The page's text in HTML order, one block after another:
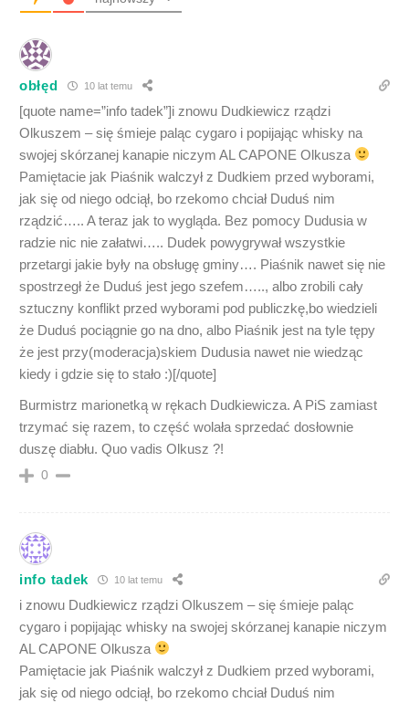
obłęd 10 lat temu
[quote name=”info tadek”]i znowu Dudkiewicz rządzi
Olkuszem – się śmieje paląc cygaro i popijając whisky na
swojej skórzanej kanapie niczym AL CAPONE Olkusza
Pamiętacie jak Piaśnik walczył z Dudkiem przed wyborami,
jak się od niego odciął, bo rzekomo chciał Duduś nim
rządzić….. A teraz jak to wygląda. Bez pomocy Dudusia w
radzie nic nie załatwi….. Dudek powygrywał wszystkie
przetargi jakie były na obsługę gminy…. Piaśnik nawet się nie
spostrzegł że Duduś jest jego szefem….., albo zrobili cały
sztuczny konflikt przed wyborami pod publiczkę,bo wiedzieli
że Duduś pociągnie go na dno, albo Piaśnik jest na tyle tępy
że jest przy(moderacja)skiem Dudusia nawet nie wiedząc
kiedy i gdzie się to stało :)[/quote]
Burmistrz marionetką w rękach Dudkiewicza. A PiS zamiast
trzymać się razem, to część wolała sprzedać dosłownie
duszę diabłu. Quo vadis Olkusz ?!
0
info tadek 10 lat temu
i znowu Dudkiewicz rządzi Olkuszem – się śmieje paląc
cygaro i popijając whisky na swojej skórzanej kanapie niczym
AL CAPONE Olkusza
Pamiętacie jak Piaśnik walczył z Dudkiem przed wyborami,
jak się od niego odciął, bo rzekomo chciał Duduś nim